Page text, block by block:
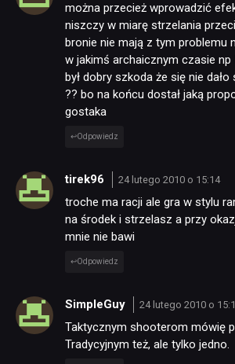
można przecież wprowadzić
niszczy w miarę strzelania
bronie nie mają z tym problemu
w jakimś archaicznym czasie np
był dobry szkoda że się nie
?? bo na końcu dostał jaką
gostaka
Odpowiedz
tirek96 24 lutego 2010 o 15:14
troche ma racji ale gra w stylu
na środek i strzelasz a przy
mnie nie bawi
Odpowiedz
SimpleGuy 24 lutego 2010 o
Taktycznym shooterom mówię
Tradycyjnym też, ale tylko jedno.